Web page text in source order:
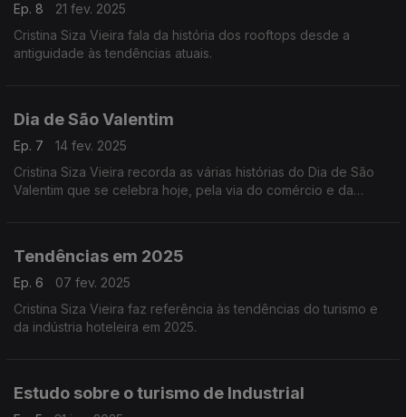
Ep. 8
21 fev. 2025
Cristina Siza Vieira fala da história dos rooftops desde a
antiguidade às tendências atuais.
Dia de São Valentim
Ep. 7
14 fev. 2025
Cristina Siza Vieira recorda as várias histórias do Dia de São
Valentim que se celebra hoje, pela via do comércio e da
Tendências em 2025
Ep. 6
07 fev. 2025
Cristina Siza Vieira faz referência às tendências do turismo e
da indústria hoteleira em 2025.
Estudo sobre o turismo de Industrial